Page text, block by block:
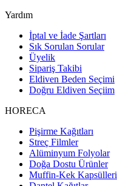
Yardım
İptal ve İade Şartları
Sık Sorulan Sorular
Üyelik
Sipariş Takibi
Eldiven Beden Seçimi
Doğru Eldiven Seçiim
HORECA
Pişirme Kağıtları
Streç Filmler
Alüminyum Folyolar
Doğa Dostu Ürünler
Muffin-Kek Kapsülleri